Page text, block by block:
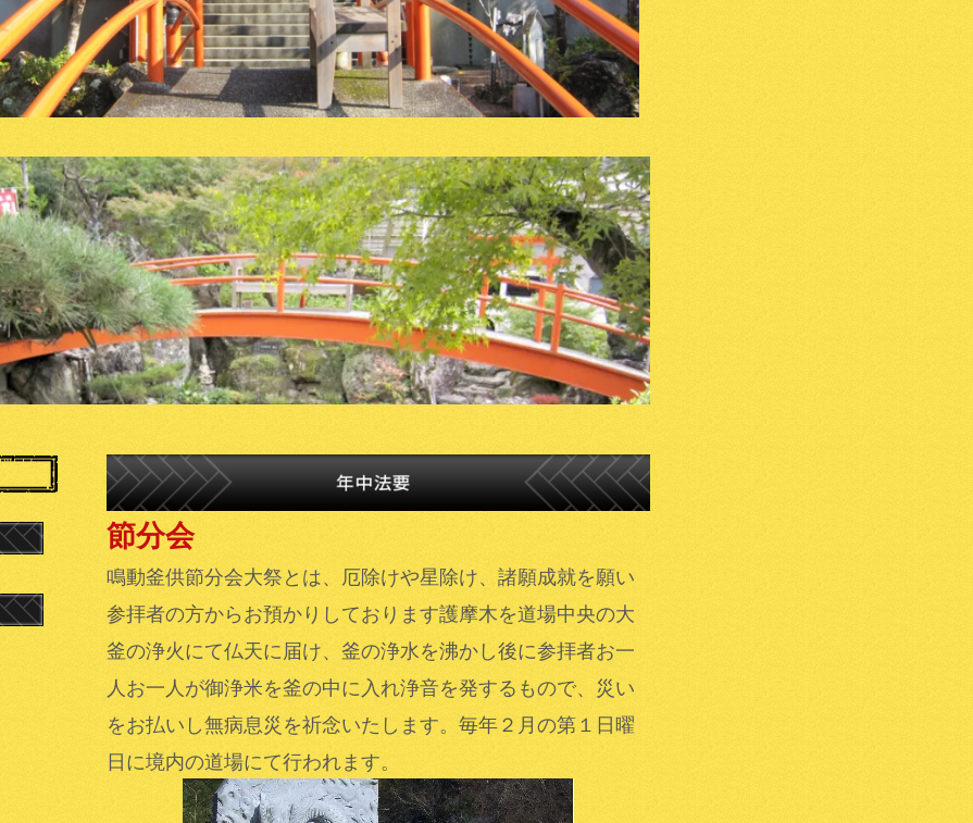
節分会
鳴動釜供節分会大祭とは、厄除けや星除け、諸願成就を願い
参拝者の方からお預かりしております護摩木を道場中央の大
釜の浄火にて仏天に届け、釜の浄水を沸かし後に参拝者お一
人お一人が御浄米を釜の中に入れ浄音を発するもので、災い
をお払いし無病息災を祈念いたします。毎年２月の第１日曜
日に境内の道場にて行われます。